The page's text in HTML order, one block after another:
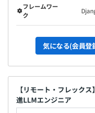
フレームワー
ク
気になる(会員登
【リモート・フレック
進LLMエンジニア